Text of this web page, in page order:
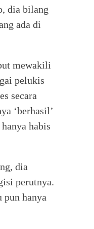
dia bilang
ada di
mewakili
pelukis
secara
‘berhasil’
habis
dia
perutnya.
pun hanya